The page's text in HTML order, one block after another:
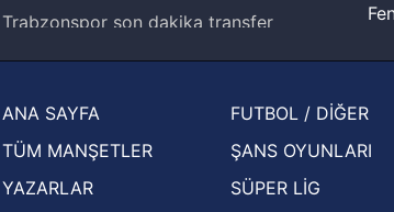
Trabzonspor son dakika transfer
Ziraat Türkiye Kupası haberleri
UEFA Şampiyonlar Ligi haberleri
UEFA Avrupa Ligi haberleri
ANA SAYFA
TÜM MANŞETLER
YAZARLAR
FUTBOL / DİĞER
ŞANS OYUNLARI
SÜPER LİG